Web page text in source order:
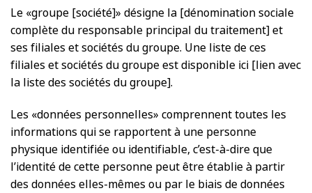
Le «groupe [société]» désigne la [dénomination sociale
complète du responsable principal du traitement] et
ses filiales et sociétés du groupe. Une liste de ces
filiales et sociétés du groupe est disponible ici [lien avec
la liste des sociétés du groupe].
Les «données personnelles» comprennent toutes les
informations qui se rapportent à une personne
physique identifiée ou identifiable, c’est-à-dire que
l’identité de cette personne peut être établie à partir
des données elles-mêmes ou par le biais de données